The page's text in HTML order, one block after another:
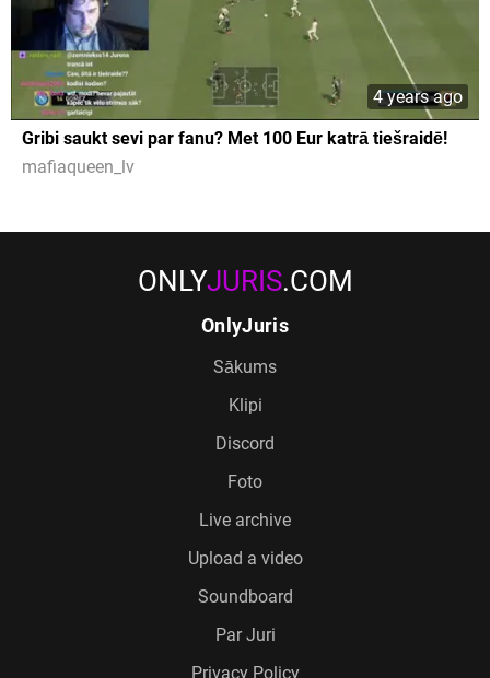
4 years ago
Gribi saukt sevi par fanu? Met 100 Eur katrā tiešraidē!
mafiaqueen_lv
ONLYJURIS.COM
OnlyJuris
Sākums
Klipi
Discord
Foto
Live archive
Upload a video
Soundboard
Par Juri
Privacy Policy